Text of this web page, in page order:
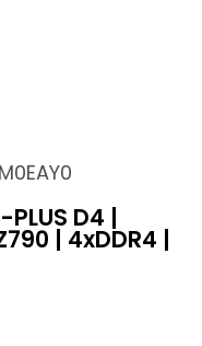
PLUS D4 |
| 4xDDR4 |